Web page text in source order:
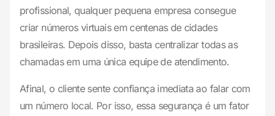
profissional, qualquer pequena empresa consegue
criar números virtuais em centenas de cidades
brasileiras. Depois disso, basta centralizar todas as
chamadas em uma única equipe de atendimento.
Afinal, o cliente sente confiança imediata ao falar com
um número local. Por isso, essa segurança é um fator